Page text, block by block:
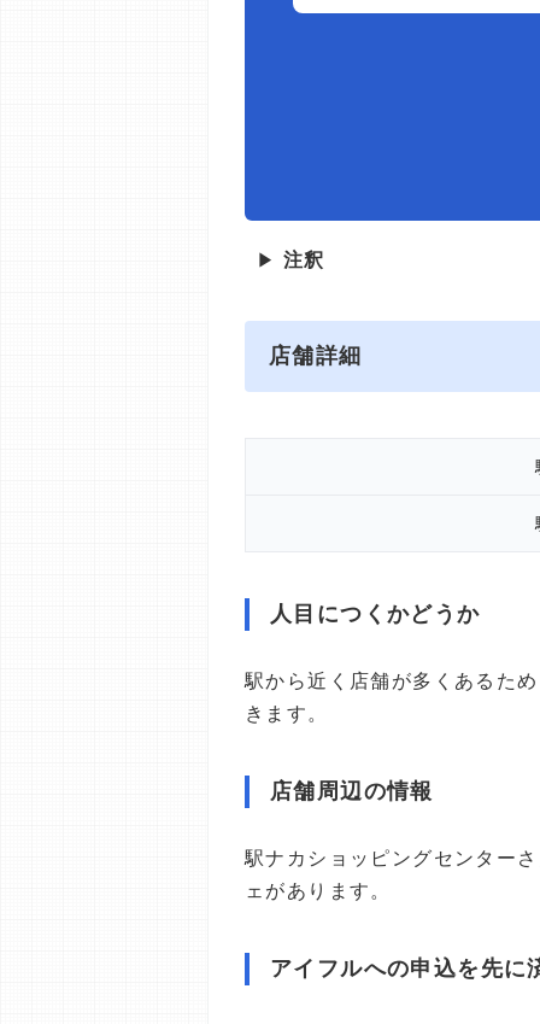
▶ 注釈
店舗詳細
人目につくかどうか
駅から近く店舗が多くあるた
きます。
店舗周辺の情報
駅ナカショッピングセンター
ェがあります。
アイフルへの申込を先に